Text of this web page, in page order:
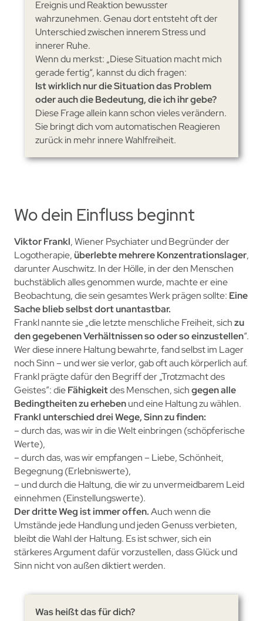
Ereignis und Reaktion bewusster
wahrzunehmen. Genau dort entsteht oft der
Unterschied zwischen innerem Stress und
innerer Ruhe.
Wenn du merkst: „Diese Situation macht mich
gerade fertig“, kannst du dich fragen:
Ist wirklich nur die Situation das Problem
oder auch die Bedeutung, die ich ihr gebe?
Diese Frage allein kann schon vieles verändern.
Sie bringt dich vom automatischen Reagieren
zurück in mehr innere Wahlfreiheit.
Wo dein Einfluss beginnt
Viktor Frankl, Wiener Psychiater und Begründer der
Logotherapie,überlebte mehrere Konzentrationslager,
darunter Auschwitz. In der Hölle, in der den Menschen
buchstäblich alles genommen wurde, machte er eine
Beobachtung, die sein gesamtes Werk prägen sollte: Eine
Sache blieb selbst dort unantastbar.
Frankl nannte sie „die letzte menschliche Freiheit, sichzu
den gegebenen Verhältnissen so oder so einzustellen“.
Wer diese innere Haltung bewahrte, fand selbst im Lager
noch Sinn – und wer sie verlor, gab oft auch körperlich auf.
Frankl prägte dafür den Begriff der „Trotzmacht des
Geistes”: dieFähigkeitdes Menschen, sichgegen alle
Bedingtheiten zu erhebenund eine Haltung zu wählen.
Frankl unterschied drei Wege, Sinn zu finden:
– durch das, was wir in die Welt einbringen (schöpferische
Werte),
– durch das, was wir empfangen – Liebe, Schönheit,
Begegnung (Erlebniswerte),
– und durch die Haltung, die wir zu unvermeidbarem Leid
einnehmen (Einstellungswerte).
Der dritte Weg ist immer offen.Auch wenn die
Umstände jede Handlung und jeden Genuss verbieten,
bleibt die Wahl der Haltung. Es ist schwer, sich ein
stärkeres Argument dafür vorzustellen, dass Glück und
Sinn nicht von außen diktiert werden.
Was heißt das für dich?